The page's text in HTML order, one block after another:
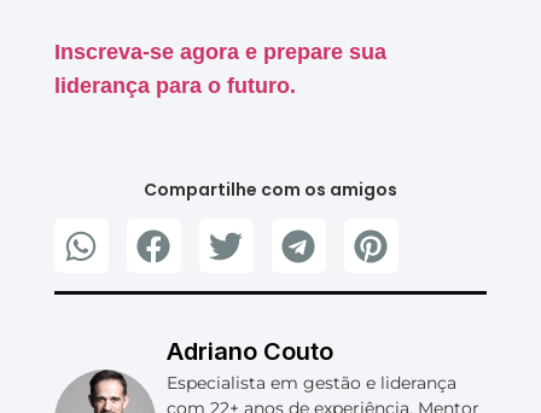
Inscreva-se agora e prepare sua
liderança para o futuro.
Compartilhe com os amigos
Adriano Couto
Especialista em gestão e liderança
com 22+ anos de experiência. Mentor